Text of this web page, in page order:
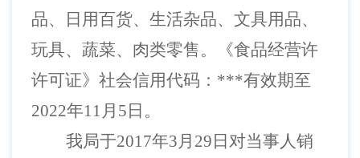
品、日用百货、生活杂品、文具用品、
玩具、蔬菜、肉类零售。
《食品经营许
许可证》社会信用代码： ***有效期至
2022年11月5日。
我局于2017年3月29日对当事人销